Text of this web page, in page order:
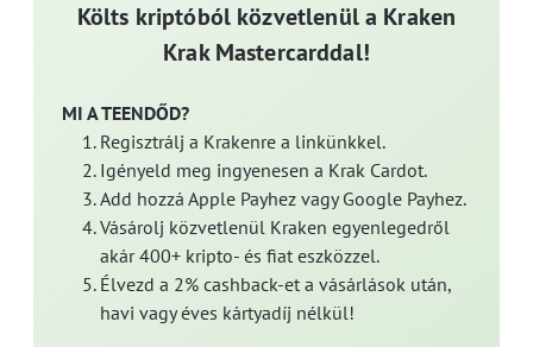
Költs kriptóból közvetlenül a Kraken
Krak Mastercarddal!
MI A TEENDŐD?
Regisztrálj a Krakenre a linkünkkel.
Igényeld meg ingyenesen a Krak Cardot.
Add hozzá Apple Payhez vagy Google Payhez.
Vásárolj közvetlenül Kraken egyenlegedről
akár 400+ kripto- és fiat eszközzel.
Élvezd a 2% cashback-et a vásárlások után,
havi vagy éves kártyadíj nélkül!